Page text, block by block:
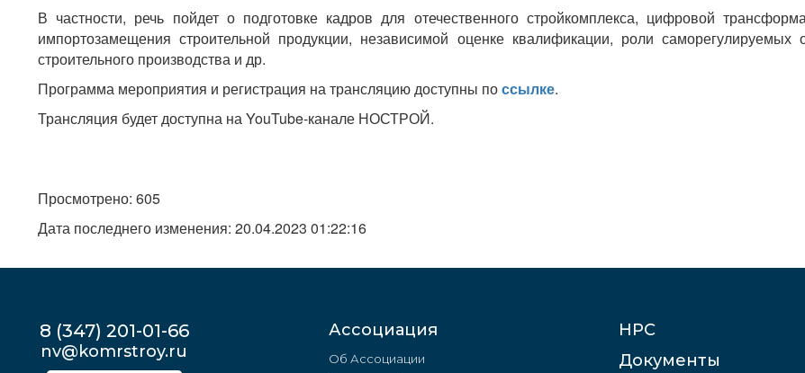
В частности, речь пойдет о подготовке кадров для отечественного стройкомплекса, цифровой
импортозамещения строительной продукции, независимой оценке квалификации, роли
строительного производства и др.
Программа мероприятия и регистрация на трансляцию доступны поссылке.
Трансляция будет доступна на YouTube-канале НОСТРОЙ.
Просмотрено: 605
Дата последнего изменения: 20.04.2023 01:22:16
8 (347) 201-01-66
nv@komrstroy.ru
Ассоциация
Об Ассоциации
НРС
Документы